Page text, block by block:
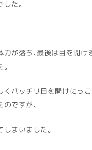
た。
力が落ち、最後は目を開け
くパッチリ目を開けにっ
ですが、
まいました。